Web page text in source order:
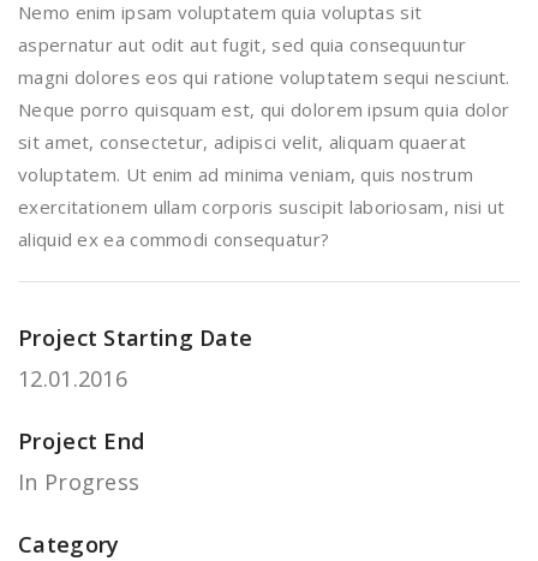
Nemo enim ipsam voluptatem quia voluptas sit
aspernatur aut odit aut fugit, sed quia consequuntur
magni dolores eos qui ratione voluptatem sequi nesciunt.
Neque porro quisquam est, qui dolorem ipsum quia dolor
sit amet, consectetur, adipisci velit, aliquam quaerat
voluptatem. Ut enim ad minima veniam, quis nostrum
exercitationem ullam corporis suscipit laboriosam, nisi ut
aliquid ex ea commodi consequatur?
Project Starting Date
12.01.2016
Project End
In Progress
Category